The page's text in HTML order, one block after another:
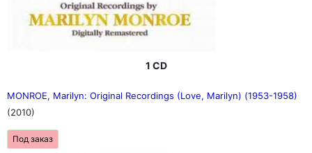
1 CD
MONROE, Marilyn: Original Recordings (Love, Marilyn) (1953-1958)
(2010)
Под заказ